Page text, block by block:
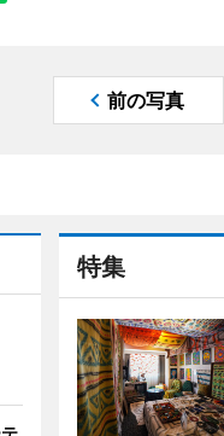
前の写真
特集